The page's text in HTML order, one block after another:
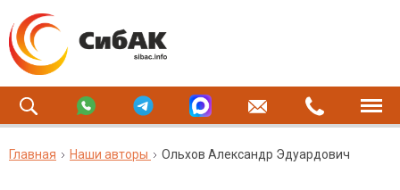
Главная Наши авторы Ольхов Александр Эдуардович